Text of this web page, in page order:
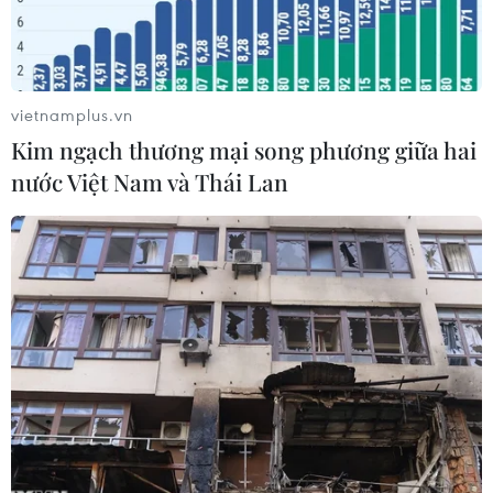
Cảnh sát bắt giữ người biểu tình phản đối việc sa thải các giáo
viên ở Diyarbakir. (Nguồn: AFP/TTXVN)
Theo AFP, hãng thông tấn Anadolu đưa tin,
ngày 31/10 cảnh sát Thổ Nhĩ Kỳ đã bắt giữ Tổng
biên tập nhật báo đối lập Cumhuriyet, ông
Murat Sabuncu.
vietnamplus.vn
Kim ngạch thương mại song phương giữa hai
nước Việt Nam và Thái Lan